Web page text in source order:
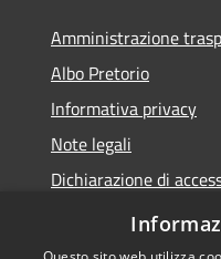
Amministrazione
Albo Pretorio
Informativa privacy
Note legali
Dichiarazione di
Informativa Privacy